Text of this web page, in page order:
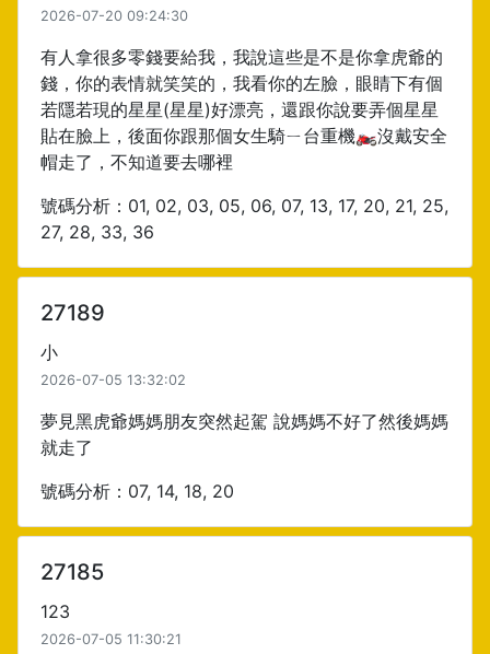
2026-07-20 09:24:30
有人拿很多零錢要給我，我說這些是不是你拿虎爺的
錢，你的表情就笑笑的，我看你的左臉，眼睛下有個
若隱若現的星星(星星)好漂亮，還跟你說要弄個星星
貼在臉上，後面你跟那個女生騎ㄧ台重機🏍️沒戴安全
帽走了，不知道要去哪裡
號碼分析：01, 02, 03, 05, 06, 07, 13, 17, 20, 21, 25,
27, 28, 33, 36
27189
小
2026-07-05 13:32:02
夢見黑虎爺媽媽朋友突然起駕 說媽媽不好了然後媽媽
就走了
號碼分析：07, 14, 18, 20
27185
123
2026-07-05 11:30:21